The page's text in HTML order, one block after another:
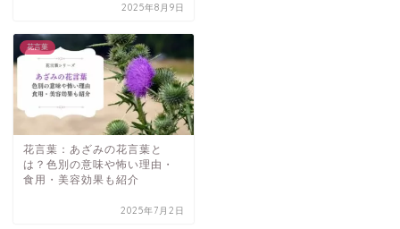
2025年8月9日
花言葉
花言葉：あざみの花言葉と
は？色別の意味や怖い理由・
食用・美容効果も紹介
2025年7月2日